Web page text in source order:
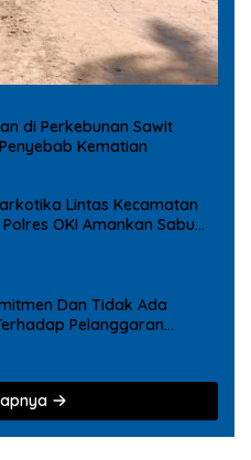
di Perkebunan Sawit
Kematian
Lintas Kecamatan
OKI Amankan Sabu
Dan Tidak Ada
Pelanggaran